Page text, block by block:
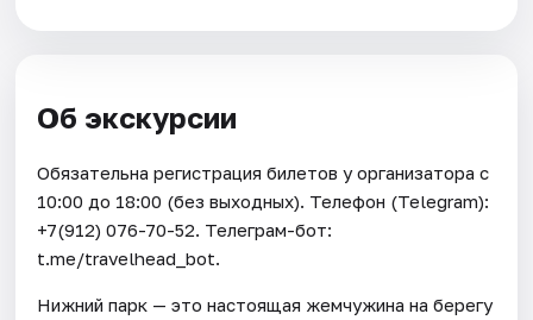
Об экскурсии
Обязательна регистрация билетов у организатора c
10:00 до 18:00 (без выходных). Телефон (Telegram):
+7(912) 076-70-52. Телеграм-бот:
t.me/travelhead_bot.
Нижний парк — это настоящая жемчужина на берегу